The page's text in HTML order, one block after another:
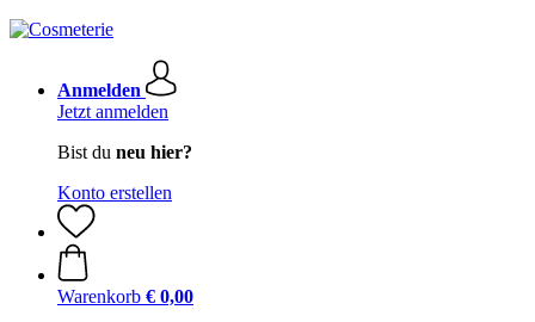
Anmelden
Jetzt anmelden
Bist du neu hier?
Konto erstellen
Warenkorb € 0,00